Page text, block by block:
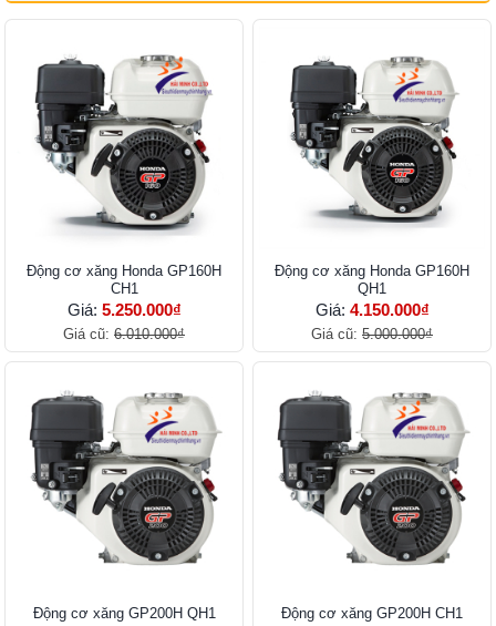
Ðộng cơ xăng Honda GP160H
CH1
Giá: 5.250.000₫
Giá cũ: 6.010.000₫
Ðộng cơ xăng Honda GP160H
QH1
Giá: 4.150.000₫
Giá cũ: 5.000.000₫
Ðộng cơ xăng GP200H QH1 Ðộng cơ xăng GP200H CH1